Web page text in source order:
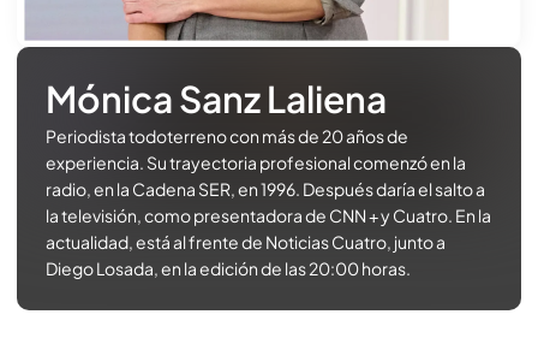
Mónica Sanz Laliena
Periodista todoterreno con más de 20 años de
experiencia. Su trayectoria profesional comenzó en la
radio, en la Cadena SER, en 1996. Después daría el salto a
la televisión, como presentadora de CNN + y Cuatro. En la
actualidad, está al frente de Noticias Cuatro, junto a
Diego Losada, en la edición de las 20:00 horas.